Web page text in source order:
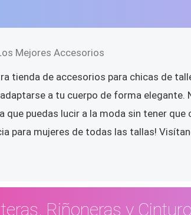
Mejores Accesorios
tienda de accesorios para chicas de
a tu cuerpo de forma
puedas lucir a la moda sin tener
para mujeres de todas las tallas!
Riñoneras y